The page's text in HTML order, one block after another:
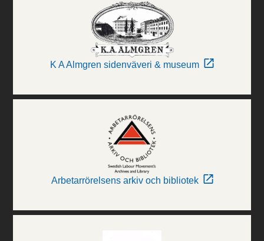
K A Almgren sidenväveri & museum
Arbetarrörelsens arkiv och bibliotek